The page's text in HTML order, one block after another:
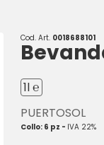
Cod. Art. 0018688101
1l ℮
PUERTOSOL
Collo: 6 pz - IVA 22%